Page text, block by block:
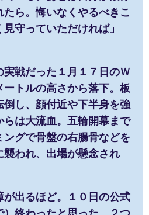
ら。悔いなくやるべきこ
守っていただければ」
戦だった１月１７日のＷ
トルの高さから落下。板
倒し、顔付近や下半身を強
は大流血。五輪開幕まで
ングで骨盤の右腸骨などを
襲われ、出場が懸念され
出るほど。１０日の公式